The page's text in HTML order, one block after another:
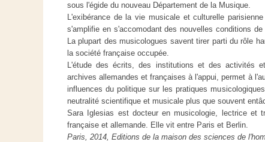
sous l'égide du nouveau Département de la Musique.
L'exibérance de la vie musicale et culturelle
s'amplifie en s'accomodant des nouvelles conditions
La plupart des musicologues savent tirer parti du rôle
la société française occupée.
L'étude des écrits, des institutions et des activités
archives allemandes et françaises à l'appui, permet à
influences du politique sur les pratiques
neutralité scientifique et musicale plus que souvent
Sara Iglesias est docteur en musicologie, lectrice et
française et allemande. Elle vit entre Paris et Berlin.
Paris, 2014, Editions de la maison des sciences de